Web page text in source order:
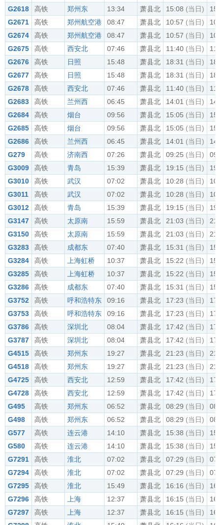
G2618
高铁 郑州东 13:34 萧县北 15:08 (当日)
G2671
高铁 郑州航空港 08:47 萧县北 10:57 (当日)
G2674
高铁 郑州航空港 08:47 萧县北 10:57 (当日)
G2675
高铁 西安北 07:46 萧县北 11:40 (当日)
G2676
高铁 日照 15:48 萧县北 18:31 (当日)
G2677
高铁 日照 15:48 萧县北 18:31 (当日)
G2678
高铁 西安北 07:46 萧县北 11:40 (当日)
G2683
高铁 兰州西 06:45 萧县北 14:01 (当日)
G2684
高铁 烟台 09:56 萧县北 15:05 (当日)
G2685
高铁 烟台 09:56 萧县北 15:05 (当日)
G2686
高铁 兰州西 06:45 萧县北 14:01 (当日)
G279
高铁 济南西 07:26 萧县北 09:25 (当日)
G3009
高铁 青岛 15:39 萧县北 19:15 (当日)
G3010
高铁 武汉 07:02 萧县北 10:28 (当日)
G3011
高铁 武汉 07:02 萧县北 10:28 (当日)
G3012
高铁 青岛 15:39 萧县北 19:15 (当日)
G3147
高铁 太原南 15:59 萧县北 21:03 (当日)
G3150
高铁 太原南 15:59 萧县北 21:03 (当日)
G3283
高铁 成都东 07:40 萧县北 15:31 (当日)
G3284
高铁 上海虹桥 10:37 萧县北 15:22 (当日)
G3285
高铁 上海虹桥 10:37 萧县北 15:22 (当日)
G3286
高铁 成都东 07:40 萧县北 15:31 (当日)
G3752
高铁 呼和浩特东 09:16 萧县北 17:23 (当日)
G3753
高铁 呼和浩特东 09:16 萧县北 17:23 (当日)
G3786
高铁 深圳北 08:04 萧县北 17:42 (当日)
G3787
高铁 深圳北 08:04 萧县北 17:42 (当日)
G4515
高铁 郑州东 19:27 萧县北 21:23 (当日)
G4518
高铁 郑州东 19:27 萧县北 21:23 (当日)
G4725
高铁 西安北 12:59 萧县北 17:42 (当日)
G4728
高铁 西安北 12:59 萧县北 17:42 (当日)
G495
高铁 郑州东 06:52 萧县北 08:29 (当日)
G498
高铁 郑州东 06:52 萧县北 08:29 (当日)
G577
高铁 连云港 14:10 萧县北 15:38 (当日)
G580
高铁 连云港 14:10 萧县北 15:38 (当日)
G7291
高铁 淮北 07:02 萧县北 07:29 (当日)
G7294
高铁 淮北 07:02 萧县北 07:29 (当日)
G7295
高铁 淮北 15:49 萧县北 16:16 (当日)
G7296
高铁 上海 12:37 萧县北 16:15 (当日)
G7297
高铁 上海 12:37 萧县北 16:15 (当日)